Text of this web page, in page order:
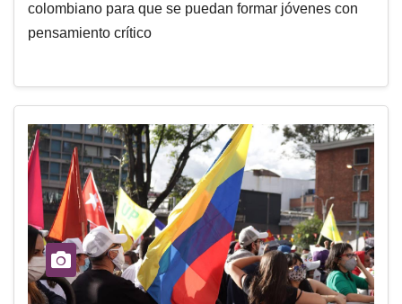
colombiano para que se puedan formar jóvenes con
pensamiento crítico